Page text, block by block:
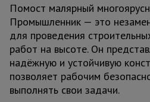
и
Помост малярный
Промышленник — это
для проведения
работ на высоте. Он
надёжную и устойчивую
позволяет рабочим
выполнять свои задачи.